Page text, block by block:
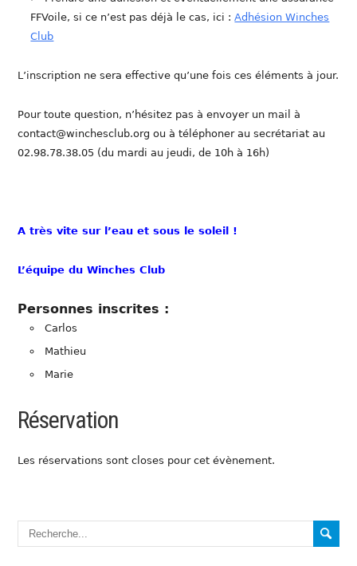
FFVoile, si ce n’est pas déjà le cas, ici :Adhésion Winches
Club
L’inscription ne sera effective qu’une fois ces éléments à jour.
Pour toute question, n’hésitez pas à envoyer un mail à
contact@winchesclub.org ou à téléphoner au secrétariat au
02.98.78.38.05 (du mardi au jeudi, de 10h à 16h)
A très vite sur l’eau et sous le soleil !
L’équipe du Winches Club
Personnes inscrites :
Carlos
Mathieu
Marie
Réservation
Les réservations sont closes pour cet évènement.